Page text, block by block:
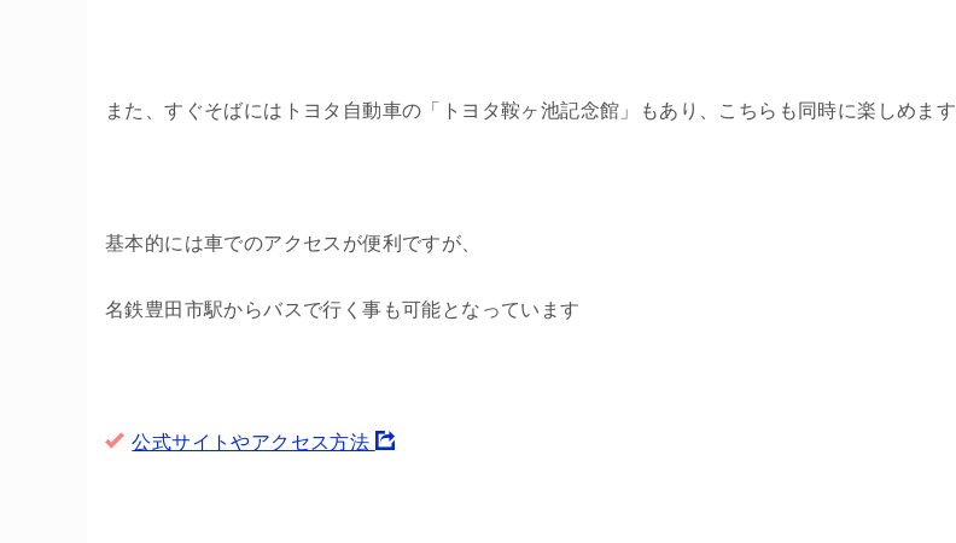
また、すぐそばにはトヨタ自動車の「トヨタ鞍ヶ池記念館」もあり、こちらも同時に楽しめます
基本的には車でのアクセスが便利ですが、
名鉄豊田市駅からバスで行く事も可能となっています
公式サイトやアクセス方法